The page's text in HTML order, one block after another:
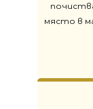
място в